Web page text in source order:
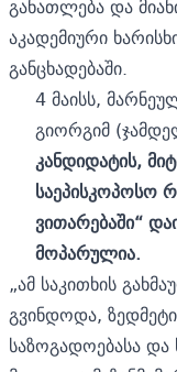
განათლება და
აკადემიური
განცხადებაში.
4 მაისს,
გიორგიმ
კანდიდატის,
საეპისკოპოსო
ვითარებაში“
მოპარულია.
„ამ საკითხის
გვინდოდა,
საზოგადოებასა